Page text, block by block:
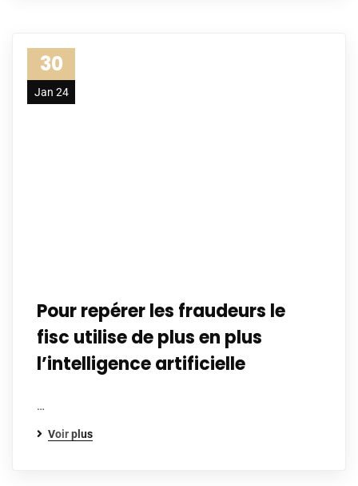
30
Jan 24
Pour repérer les fraudeurs le
fisc utilise de plus en plus
l’intelligence artificielle
…
Voir plus